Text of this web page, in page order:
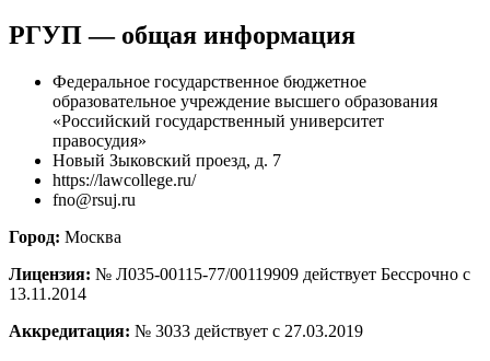
РГУП — общая информация
Федеральное государственное бюджетное
образовательное учреждение высшего образования
«Российский государственный университет
правосудия»
Новый Зыковский проезд, д. 7
https://lawcollege.ru/
fno@rsuj.ru
Город: Москва
Лицензия: № Л035-00115-77/00119909 действует Бессрочно с
13.11.2014
Аккредитация: № 3033 действует с 27.03.2019